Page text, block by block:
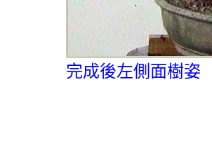
完成後左側面樹姿